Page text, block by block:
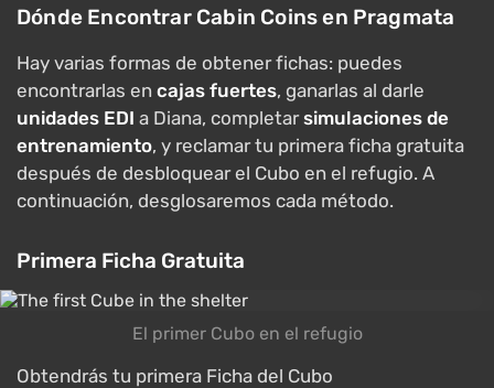
Dónde Encontrar Cabin Coins en Pragmata
Hay varias formas de obtener fichas: puedes
encontrarlas en cajas fuertes, ganarlas al darle
unidades EDI a Diana, completarsimulaciones de
entrenamiento, y reclamar tu primera ficha gratuita
después de desbloquear el Cubo en el refugio. A
continuación, desglosaremos cada método.
Primera Ficha Gratuita
El primer Cubo en el refugio
Obtendrás tu primera Ficha del Cubo